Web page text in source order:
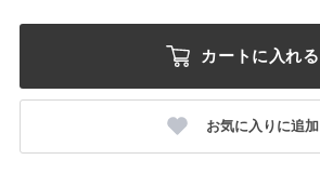
カートに入れる
お気に入りに追加